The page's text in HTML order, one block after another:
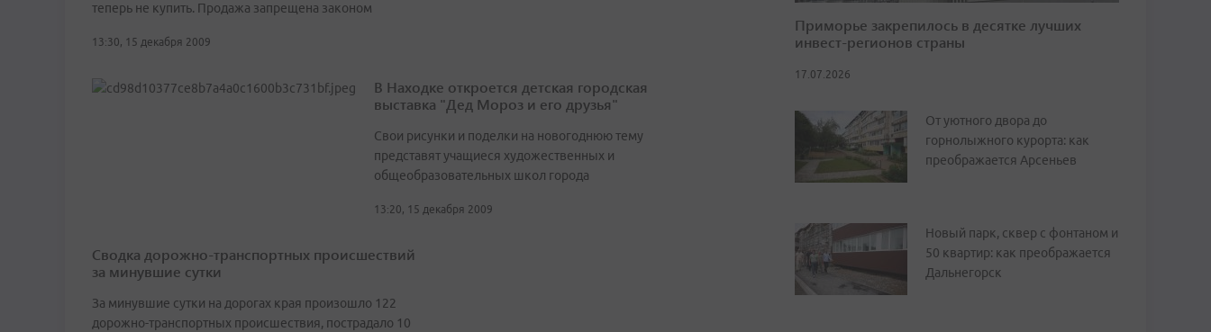
теперь не купить. Продажа запрещена законом
13:30, 15 декабря 2009
В Находке откроется детская городская
выставка "Дед Мороз и его друзья"
Свои рисунки и поделки на новогоднюю тему
представят учащиеся художественных и
общеобразовательных школ города
13:20, 15 декабря 2009
Сводка дорожно-транспортных происшествий
за минувшие сутки
За минувшие сутки на дорогах края произошло 122
дорожно-транспортных происшествия, пострадало 10
Приморье закрепилось в десятке лучших
инвест-регионов страны
17.07.2026
От уютного двора до
горнолыжного курорта: как
преображается Арсеньев
Новый парк, сквер с фонтаном и
50 квартир: как преображается
Дальнегорск